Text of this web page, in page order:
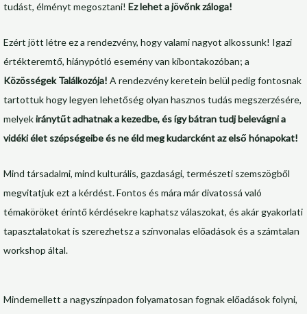
tudást, élményt megosztani! Ez lehet a jövőnk záloga!
Ezért jött létre ez a rendezvény, hogy valami nagyot alkossunk! Igazi
értékteremtő, hiánypótló esemény van kibontakozóban; a
Közösségek Találkozója! A rendezvény keretein belül pedig fontosnak
tartottuk hogy legyen lehetőség olyan hasznos tudás megszerzésére,
melyekiránytűt adhatnak a kezedbe, és így bátran tudj belevágni a
vidéki élet szépségeibe és ne éld meg kudarcként az első hónapokat!
Mind társadalmi, mind kulturális, gazdasági, természeti szemszögből
megvitatjuk ezt a kérdést. Fontos és mára már divatossá való
témaköröket érintő kérdésekre kaphatsz válaszokat, és akár gyakorlati
tapasztalatokat is szerezhetsz a színvonalas előadások és a számtalan
workshop által.
Mindemellett a nagyszínpadon folyamatosan fognak előadások folyni,